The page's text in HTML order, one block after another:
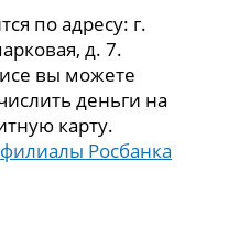
по адресу: г.
д. 7.
вы можете
деньги на
карту.
филиалы Росбанка